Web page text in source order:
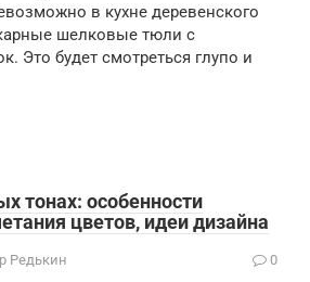
в кухне деревенского
шелковые тюли с
Это будет смотреться глупо и
тонах: особенности
цветов, идеи дизайна
Редькин 0